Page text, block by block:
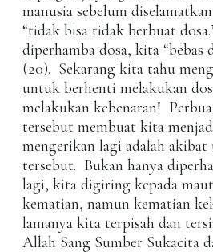
manusia sebelum
“tidak bisa tidak berbuat
diperhamba dosa, kita “bebas
(20). Sekarang kita tahu
untuk berhenti melakukan
melakukan kebenaran!
tersebut membuat kita
mengerikan lagi adalah akibat
tersebut. Bukan hanya
lagi, kita digiring kepada
kematian, namun kematian
lamanya kita terpisah dan
Allah Sang Sumber Sukacita